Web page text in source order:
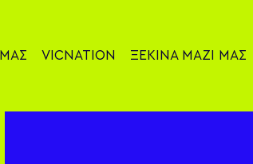
ΜΑΣ VICNATION ΞΕΚΙΝΑΜΑΖΙ ΜΑΣ